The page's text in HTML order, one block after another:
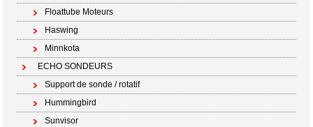
Floattube Moteurs
Haswing
Minnkota
ECHO SONDEURS
Support de sonde / rotatif
Hummingbird
Sunvisor